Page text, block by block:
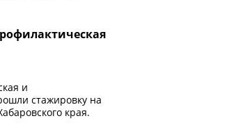
и
стажировку на
края.